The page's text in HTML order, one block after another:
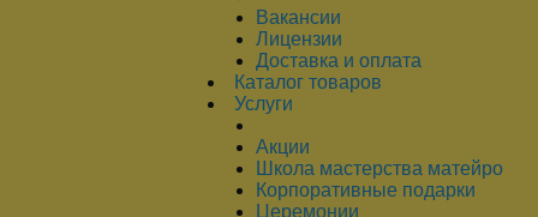
Вакансии
Лицензии
Доставка и оплата
Каталог товаров
Услуги
Акции
Школа мастерства матейро
Корпоративные подарки
Церемонии